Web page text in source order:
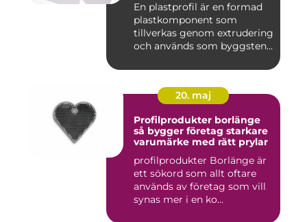
En plastprofil är en formad
plastkomponent som
tillverkas genom extrudering
och används som byggsten...
20. maj
Profilprodukter borlänge
så bygger företag starkare
varumärke med rätt prylar
profilprodukter Borlänge är
ett sökord som allt oftare
används av företag som vill
synas mer i en ko...